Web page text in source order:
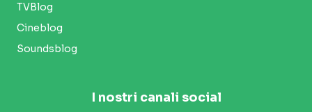
TVBlog
Cineblog
Soundsblog
I nostri canali social